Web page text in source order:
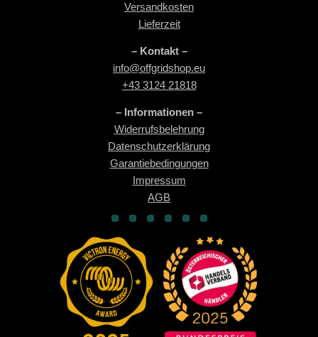
Versandkosten
Lieferzeit
– Kontakt –
info@offgridshop.eu
+43 3124 21818
– Informationen –
Widerrufsbelehrung
Datenschutzerklärung
Garantiebedingungen
Impressum
AGB